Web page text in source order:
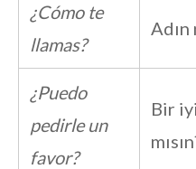
¿Cómo te
llamas?
Adın
¿Puedo
pedirle un
favor?
Bir